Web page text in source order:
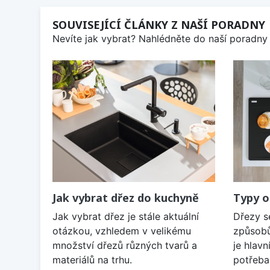
SOUVISEJÍCÍ ČLÁNKY Z NAŠÍ PORADNY
Nevíte jak vybrat? Nahlédněte do naší
Jak vybrat dřez do kuchyně
Jak vybrat dřez je stále aktuální
otázkou, vzhledem v velikému
množství dřezů různých tvarů a
materiálů na trhu.
Typy
Dřezy
je